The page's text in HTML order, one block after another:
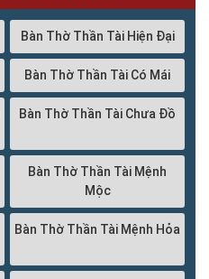
Bàn Thờ Thần Tài Hiện Đại
Bàn Thờ Thần Tài Có Mái
Bàn Thờ Thần Tài Chưa Đồ
Bàn Thờ Thần Tài Mệnh
Mộc
Bàn Thờ Thần Tài Mệnh Hỏa